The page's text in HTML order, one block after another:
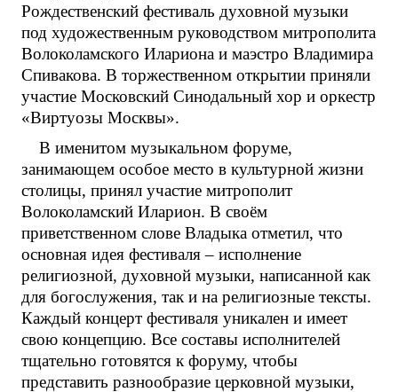
Рождественский фестиваль духовной музыки
под художественным руководством митрополита
Волоколамского Илариона и маэстро Владимира
Спивакова. В торжественном открытии приняли
участие Московский Синодальный хор и оркестр
«Виртуозы Москвы».
В именитом музыкальном форуме,
занимающем особое место в культурной жизни
столицы, принял участие митрополит
Волоколамский Иларион. В своём
приветственном слове Владыка отметил, что
основная идея фестиваля – исполнение
религиозной, духовной музыки, написанной как
для богослужения, так и на религиозные тексты.
Каждый концерт фестиваля уникален и имеет
свою концепцию. Все составы исполнителей
тщательно готовятся к форуму, чтобы
представить разнообразие церковной музыки,